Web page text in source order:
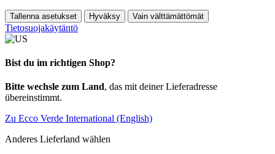
Tallenna asetukset Hyväksy Vain välttämättömät
Tietosuojakäytäntö
Bist du im richtigen Shop?
Bitte wechsle zum Land, das mit deiner Lieferadresse
übereinstimmt.
Zu Ecco Verde International (English)
Anderes Lieferland wählen